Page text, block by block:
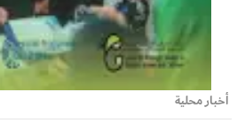
أخبار محلية